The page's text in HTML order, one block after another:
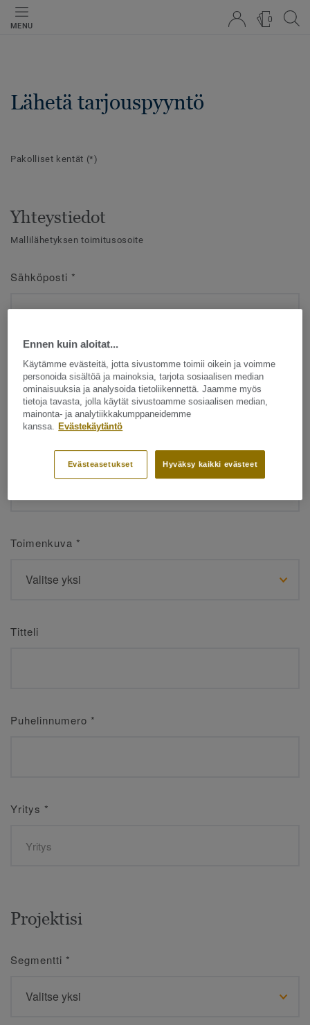
MENU
0
Lähetä tarjouspyyntö
Pakolliset kentät (*)
Yhteystiedot
Mallilähetyksen toimitusosoite
Sähköposti *
Etunimi*
Sukunimi*
Toimenkuva *
Titteli
Puhelinnumero *
Yritys *
Projektisi
Segmentti *
Ennen kuin aloitat...
Käytämme evästeitä, jotta sivustomme toimii oikein ja voimme
personoida sisältöä ja mainoksia, tarjota sosiaalisen median
ominaisuuksia ja analysoida tietoliikennettä. Jaamme myös
tietoja tavasta, jolla käytät sivustoamme sosiaalisen median,
mainonta- ja analytiikkakumppaneidemme
kanssa.
Evästekäytäntö
Hyväksy kaikki evästeet
Evästeasetukset